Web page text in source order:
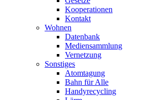
Kooperationen
Kontakt
Wohnen
Datenbank
Mediensammlung
Vernetzung
Sonstiges
Atomtagung
Bahn für Alle
Handyrecycling